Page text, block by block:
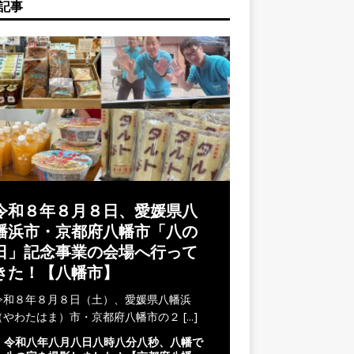
事
和８年８月８日、愛媛県八
浜市・京都府八幡市「八の
」記念事業の会場へ行って
た！【八幡市】
和８年８月８日（土）、愛媛県八幡浜
やわたはま）市・京都府八幡市の２ [...]
令和八年八月八日八時八分八秒、八幡で